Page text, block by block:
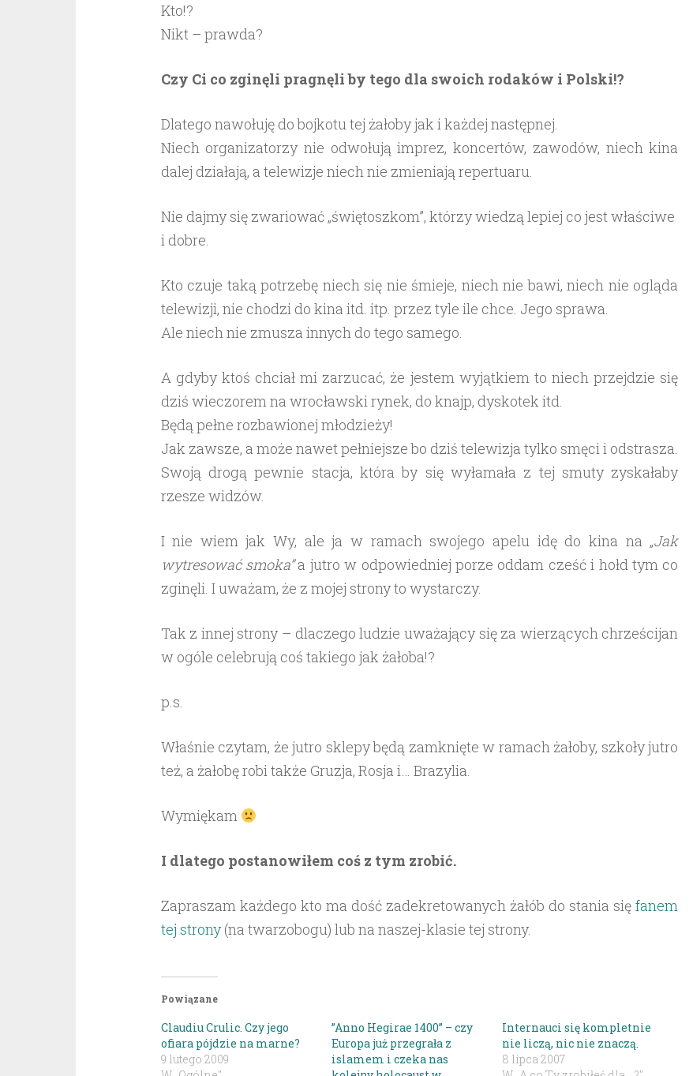
Kto!?
Nikt – prawda?
Czy Ci co zginęli pragnęli by tego dla swoich rodaków i Polski!?
Dlatego nawołuję do bojkotu tej żałoby jak i każdej następnej.
Niech organizatorzy nie odwołują imprez, koncertów, zawodów, niech kina
dalej działają, a telewizje niech nie zmieniają repertuaru.
Nie dajmy się zwariować „świętoszkom”, którzy wiedzą lepiej co jest właściwe
i dobre.
Kto czuje taką potrzebę niech się nie śmieje, niech nie bawi, niech nie ogląda
telewizji, nie chodzi do kina itd. itp. przez tyle ile chce. Jego sprawa.
Ale niech nie zmusza innych do tego samego.
A gdyby ktoś chciał mi zarzucać, że jestem wyjątkiem to niech przejdzie się
dziś wieczorem na wrocławski rynek, do knajp, dyskotek itd.
Będą pełne rozbawionej młodzieży!
Jak zawsze, a może nawet pełniejsze bo dziś telewizja tylko smęci i odstrasza.
Swoją drogą pewnie stacja, która by się wyłamała z tej smuty zyskałaby
rzesze widzów.
I nie wiem jak Wy, ale ja w ramach swojego apelu idę do kina na „Jak
wytresować smoka”a jutro w odpowiedniej porze oddam cześć i hołd tym co
zginęli. I uważam, że z mojej strony to wystarczy.
Tak z innej strony – dlaczego ludzie uważający się za wierzących chrześcijan
w ogóle celebrują coś takiego jak żałoba!?
p.s.
Właśnie czytam, że jutro sklepy będą zamknięte w ramach żałoby, szkoły jutro
też, a żałobę robi także Gruzja, Rosja i… Brazylia.
Wymiękam
I dlatego postanowiłem coś z tym zrobić.
Zapraszam każdego kto ma dość zadekretowanych żałób do stania się fanem
tej strony(na twarzobogu) lub na naszej-klasie tej strony.
Powiązane
Claudiu Crulic. Czy jego
ofiara pójdzie na marne?
9 lutego 2009
”Anno Hegirae 1400” – czy
Europa już przegrała z
islamem i czeka nas
Internauci się kompletnie
nie liczą, nic nie znaczą.
8 lipca 2007